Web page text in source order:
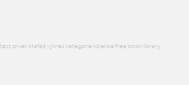
prvek stafáž výkres kategorie kolekce free block library